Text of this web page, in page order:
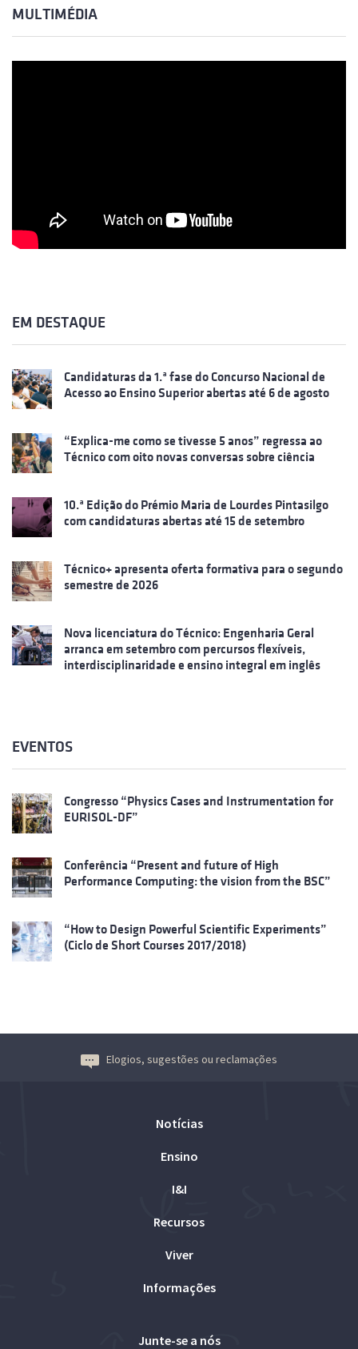
MULTIMÉDIA
EM DESTAQUE
Candidaturas da 1.ª fase do Concurso Nacional de
Acesso ao Ensino Superior abertas até 6 de agosto
“Explica-me como se tivesse 5 anos” regressa ao
Técnico com oito novas conversas sobre ciência
10.ª Edição do Prémio Maria de Lourdes Pintasilgo
com candidaturas abertas até 15 de setembro
Técnico+ apresenta oferta formativa para o segundo
semestre de 2026
Nova licenciatura do Técnico: Engenharia Geral
arranca em setembro com percursos flexíveis,
interdisciplinaridade e ensino integral em inglês
EVENTOS
Congresso “Physics Cases and Instrumentation for
EURISOL-DF”
Conferência “Present and future of High
Performance Computing: the vision from the BSC”
“How to Design Powerful Scientific Experiments”
(Ciclo de Short Courses 2017/2018)
Elogios, sugestões ou reclamações
Notícias
Ensino
I&I
Recursos
Viver
Informações
Junte-se a nós